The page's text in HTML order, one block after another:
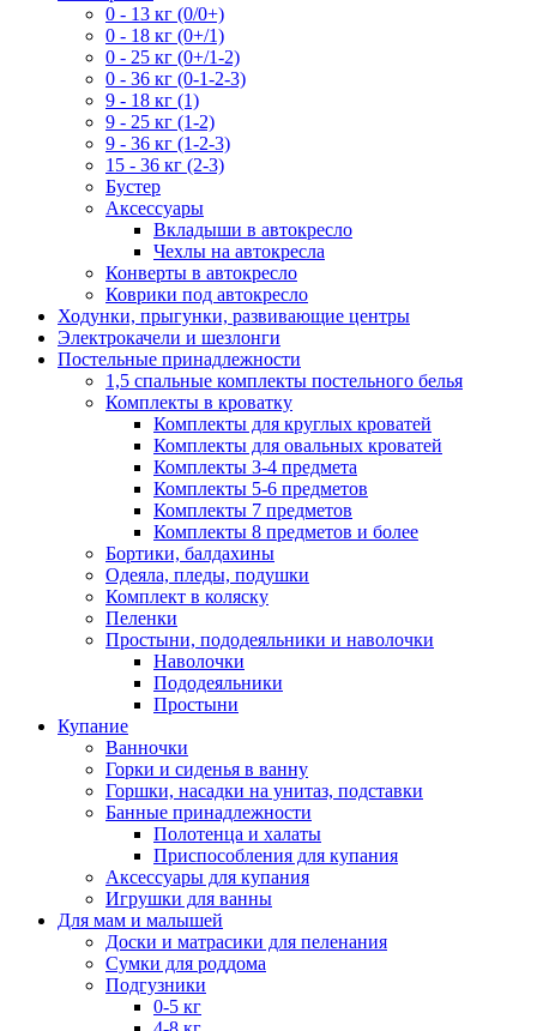
0 - 13 кг (0/0+)
0 - 18 кг (0+/1)
0 - 25 кг (0+/1-2)
0 - 36 кг (0-1-2-3)
9 - 18 кг (1)
9 - 25 кг (1-2)
9 - 36 кг (1-2-3)
15 - 36 кг (2-3)
Бустер
Аксессуары
Вкладыши в автокресло
Чехлы на автокресла
Конверты в автокресло
Коврики под автокресло
Ходунки, прыгунки, развивающие центры
Электрокачели и шезлонги
Постельные принадлежности
1,5 спальные комплекты постельного белья
Комплекты в кроватку
Комплекты для круглых кроватей
Комплекты для овальных кроватей
Комплекты 3-4 предмета
Комплекты 5-6 предметов
Комплекты 7 предметов
Комплекты 8 предметов и более
Бортики, балдахины
Одеяла, пледы, подушки
Комплект в коляску
Пеленки
Простыни, пододеяльники и наволочки
Наволочки
Пододеяльники
Простыни
Купание
Ванночки
Горки и сиденья в ванну
Горшки, насадки на унитаз, подставки
Банные принадлежности
Полотенца и халаты
Приспособления для купания
Аксессуары для купания
Игрушки для ванны
Для мам и малышей
Доски и матрасики для пеленания
Сумки для роддома
Подгузники
0-5 кг